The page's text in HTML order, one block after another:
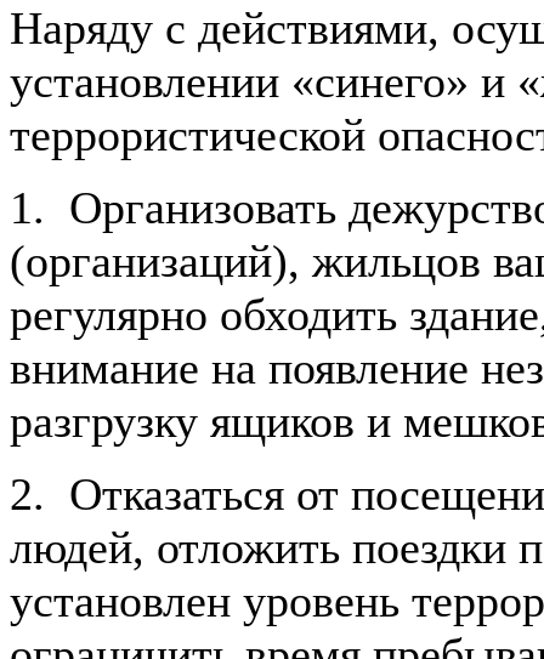
Наряду с действиями,
установлении «синего» и
террористической
1. Организовать
(организаций), жильцов
регулярно обходить
внимание на появление
разгрузку ящиков и
2. Отказаться от
людей, отложить поездки
установлен уровень